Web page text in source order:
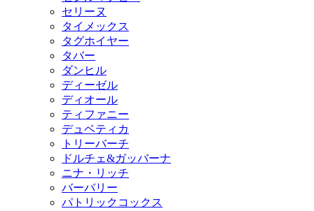
セリーヌ
タイメックス
タグホイヤー
タバー
ダンヒル
ディーゼル
ディオール
ティファニー
デュベティカ
トリーバーチ
ドルチェ&ガッバーナ
ニナ・リッチ
バーバリー
パトリックコックス